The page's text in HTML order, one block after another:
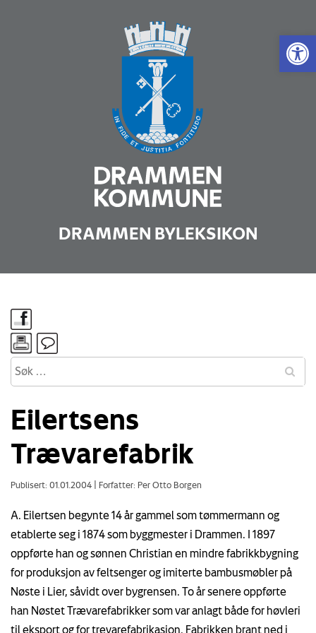
Vis
DRAMMEN BYLEKSIKON
Eilertsens
Trævarefabrik
Publisert: 01.01.2004 Forfatter: Per Otto Borgen
A. Eilertsen begynte 14 år gammel som tømmermann og
etablerte seg i 1874 som byggmester i Drammen. I 1897
oppførte han og sønnen Christian en mindre fabrikkbygning
for produksjon av feltsenger og imiterte bambusmøbler på
Nøste i Lier, såvidt over bygrensen. To år senere oppførte
han Nøstet Trævarefabrikker som var anlagt både for høvleri
til eksport og for trevarefabrikasjon. Fabrikken brant ned i